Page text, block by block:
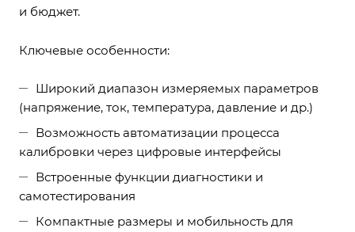
и бюджет.
Ключевые особенности:
Широкий диапазон измеряемых параметров
(напряжение, ток, температура, давление и др.)
Возможность автоматизации процесса
калибровки через цифровые интерфейсы
Встроенные функции диагностики и
самотестирования
Компактные размеры и мобильность для